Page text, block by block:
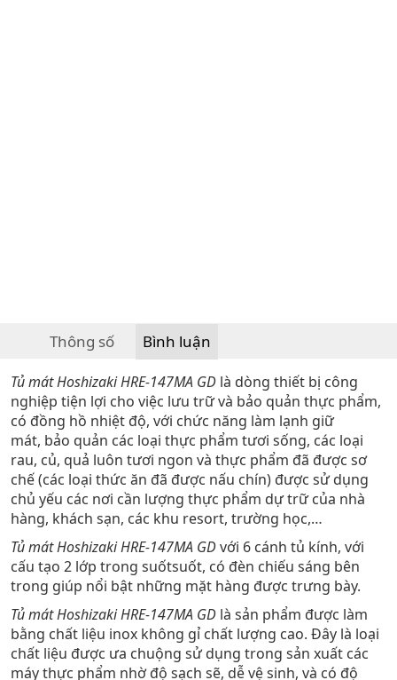
Thông số Bình luận
Tủ mát Hoshizaki HRE-147MA GD là dòng thiết bị công
nghiệp tiện lợi cho việc lưu trữ và bảo quản thực phẩm,
có đồng hồ nhiệt độ, với chức năng làm lạnh giữ
mát, bảo quản các loại thực phẩm tươi sống, các loại
rau, củ, quả luôn tươi ngon và thực phẩm đã được sơ
chế (các loại thức ăn đã được nấu chín) được sử dụng
chủ yếu các nơi cần lượng thực phẩm dự trữ của nhà
hàng, khách sạn, các khu resort, trường học,…
Tủ mát Hoshizaki HRE-147MA GDvới 6 cánh tủ kính, với
cấu tạo 2 lớp trong suốtsuốt, có đèn chiếu sáng bên
trong giúp nổi bật những mặt hàng được trưng bày.
Tủ mát Hoshizaki HRE-147MA GDlà sản phẩm được làm
bằng chất liệu inox không gỉ chất lượng cao. Đây là loại
chất liệu được ưa chuộng sử dụng trong sản xuất các
máy thực phẩm nhờ độ sạch sẽ, dễ vệ sinh, và có độ